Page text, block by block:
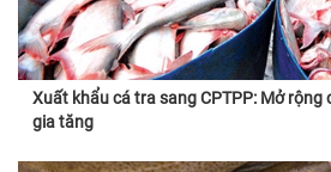
Xuất khẩu cá tra sang CPTPP: Mở rộng
gia tăng